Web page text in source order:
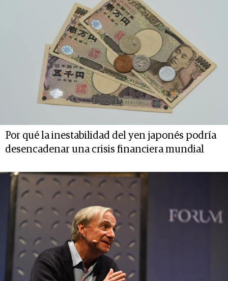
Por qué la inestabilidad del yen japonés podría
desencadenar una crisis financiera mundial